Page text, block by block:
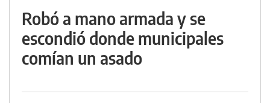
Robó a mano armada y se
escondió donde municipales
comían un asado